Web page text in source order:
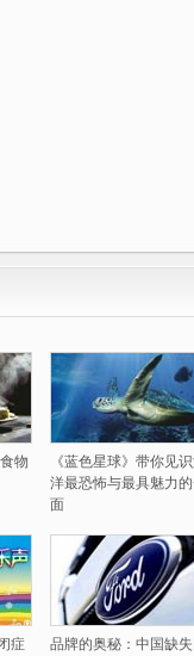
物
《蓝色星球》带你见
洋最恐怖与最具魅力
面
症
品牌的奥秘：中国缺失